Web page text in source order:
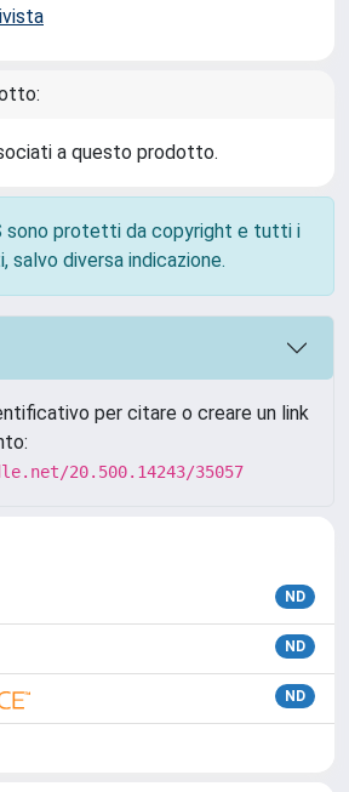
a questo prodotto.
sono protetti da copyright e tutti i
salvo diversa indicazione.
per citare o creare un link
20.500.14243/35057
ND
ND
ND